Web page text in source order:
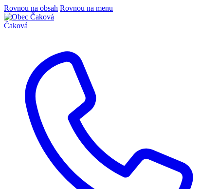
Rovnou na obsah Rovnou na menu
Čaková